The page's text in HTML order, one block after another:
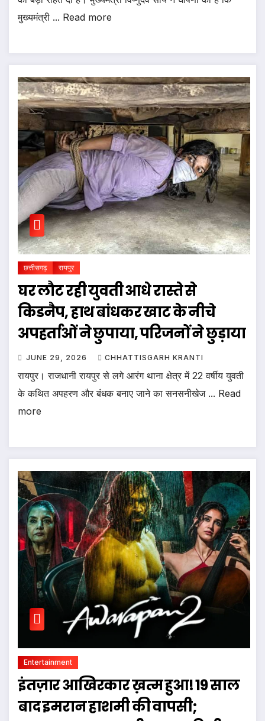
मुख्यमंत्री ... Read more
छत्तीसगढ़ रायपुर
घर लौट रही युवती आधे रास्ते से
किडनैप, हाथ बांधकर खाट के नीचे
अपहर्ताओं ने छुपाया, परिजनों ने छुड़ाया
JUNE 29, 2026 CHHATTISGARH KRANTI
रायपुर। राजधानी रायपुर से लगे आरंग थाना क्षेत्र में 22 वर्षीय युवती
के कथित अपहरण और बंधक बनाए जाने का सनसनीखेज ... Read
more
Entertainment
इंतज़ार आखिरकार ख़त्म हुआ! 19 साल
बाद इमरान हाशमी की वापसी;